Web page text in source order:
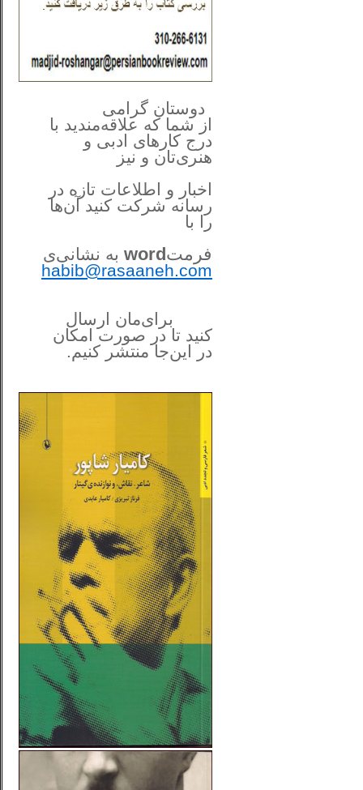
دوستان گرامی
از شما که علاقه‌مندید با
درج کارهای‌ ادبی و
هنری‌تان و نیز
اخبار و اطلاعات تازه در
رسانه شرکت کنید آن‌ها
را با
فرمتword به نشانی‌ی
habib@rasaaneh.com
برای‌مان ارسال
کنید تا در صورت امکان
در این‌جامنتشر کنیم.